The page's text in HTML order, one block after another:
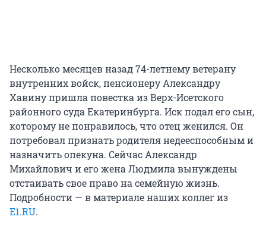
Несколько месяцев назад 74-летнему ветерану
внутренних войск, пенсионеру Александру
Хавину пришла повестка из Верх-Исетского
районного суда Екатеринбурга. Иск подал его сын,
которому не понравилось, что отец женился. Он
потребовал признать родителя недееспособным и
назначить опекуна. Сейчас Александр
Михайлович и его жена Людмила вынуждены
отстаивать свое право на семейную жизнь.
Подробности — в материале наших коллег из
E1.RU.